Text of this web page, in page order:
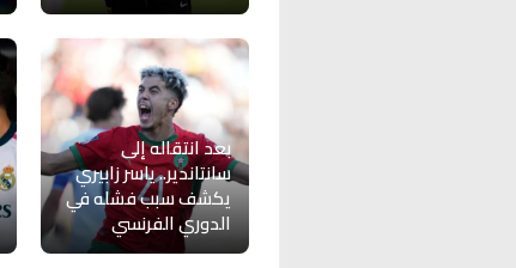
بعد انتقاله إلى
سانتاندير.. ياسر زابيري
يكشف سبب فشله في
الدوري الفرنسي